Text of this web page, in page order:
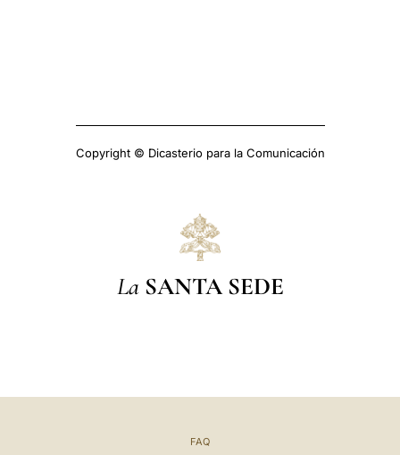
Copyright © Dicasterio para la Comunicación
La SANTA SEDE
FAQ